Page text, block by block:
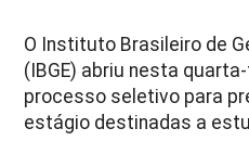
O Instituto Brasileiro de
(IBGE) abriu nesta
processo seletivo para
estágio destinadas a